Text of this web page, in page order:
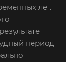
лет.
период